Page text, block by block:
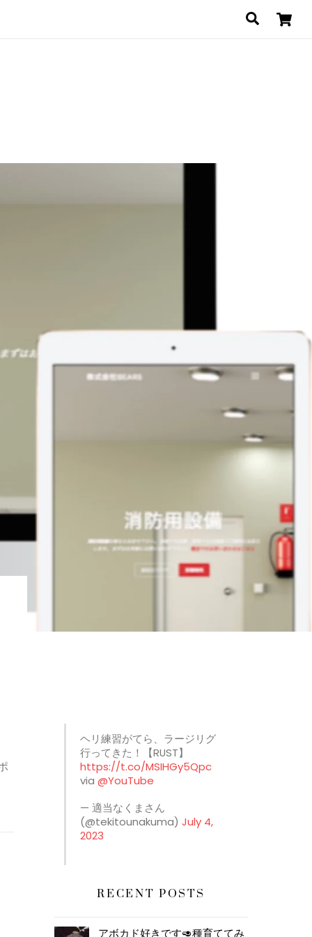
Search
ヘリ練習がてら、ラージリグ
行ってきた！【RUST】
https://t.co/MSIHGy5Qpc
via@YouTube
— 適当なくまさん
(@tekitounakuma)July 4,
2023
RECENT POSTS
アボカド好きです🥑種育ててみ